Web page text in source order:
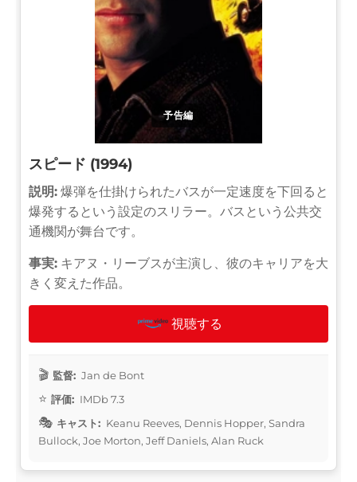
予告編
スピード (1994)
説明: 爆弾を仕掛けられたバスが一定速度を下回ると
爆発するという設定のスリラー。バスという公共交
通機関が舞台です。
事実: キアヌ・リーブスが主演し、彼のキャリアを大
きく変えた作品。
視聴する
監督: Jan de Bont
評価: IMDb 7.3
キャスト: Keanu Reeves, Dennis Hopper, Sandra
Bullock, Joe Morton, Jeff Daniels, Alan Ruck